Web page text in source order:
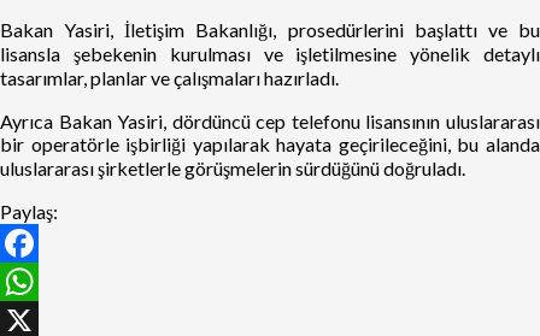
Bakan Yasiri, İletişim Bakanlığı, prosedürlerini başlattı ve bu
lisansla şebekenin kurulması ve işletilmesine yönelik detaylı
tasarımlar, planlar ve çalışmaları hazırladı.
Ayrıca Bakan Yasiri, dördüncü cep telefonu lisansının uluslararası
bir operatörle işbirliği yapılarak hayata geçirileceğini, bu alanda
uluslararası şirketlerle görüşmelerin sürdüğünü doğruladı.
Paylaş:
Facebook
WhatsApp